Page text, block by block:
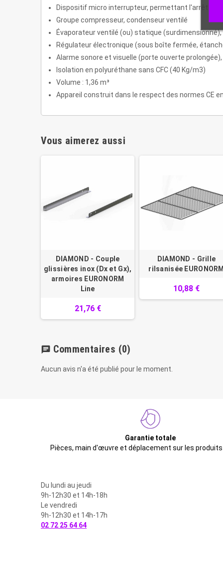
Dispositif micro interrupteur, permettant l'arrêt du
Groupe compresseur, condenseur ventilé
Évaporateur ventilé (ou) statique
Régulateur électronique (sous boîte fermée,
Alarme sonore et visuelle (porte ouverte
Isolation en polyuréthane sans CFC (40 Kg/m3)
Volume : 1,36 m³
Appareil construit dans le respect des normes CE
Vous aimerez aussi
DIAMOND - Couple
glissières inox (Dx et Gx),
armoires EURONORM
Line
21,76 €
DIAMOND - Grille
rilsanisée
10,88 €
chat Commentaires (0)
Aucun avis n'a été publié pour le moment.
Garantie totale
Pièces, main d'œuvre et déplacement sur les
Du lundi au jeudi
9h-12h30 et 14h-18h
Le vendredi
9h-12h30 et 14h-17h
02 72 25 64 64